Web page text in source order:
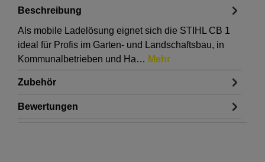
Beschreibung
Als mobile Ladelösung eignet sich die STIHL CB 1
ideal für Profis im Garten- und Landschaftsbau, in
Kommunalbetrieben und Ha… Mehr
Zubehör
Bewertungen